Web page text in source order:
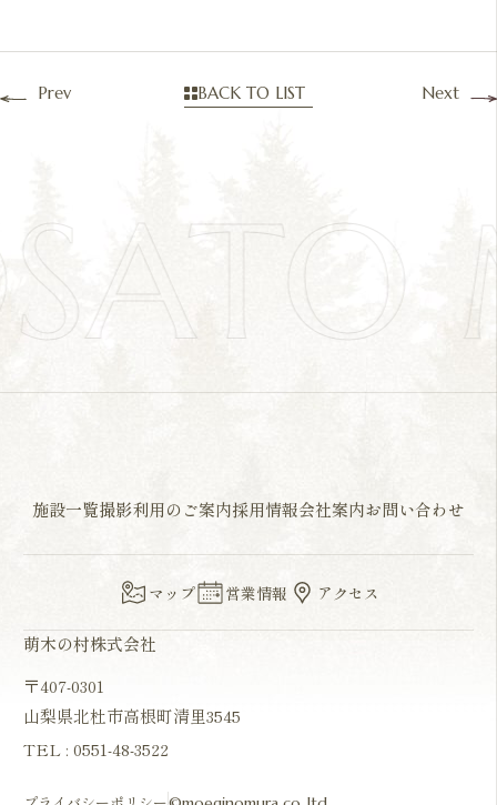
Prev Next
BACK TO LIST
施設一覧撮影利用のご案内採用情報会社案内お問い合わせ
マップ 営業情報 アクセス
萌木の村株式会社
〒407-0301
山梨県北杜市高根町清里3545
TEL : 0551-48-3522